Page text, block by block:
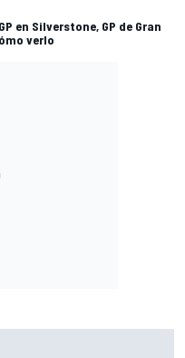
en Silverstone, GP de Gran
verlo